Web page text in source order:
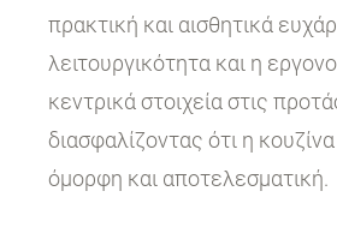
πρακτική και αισθητικά
λειτουργικότητα και η
κεντρικά στοιχεία στις
διασφαλίζοντας ότι η
όμορφη και αποτελεσματική.